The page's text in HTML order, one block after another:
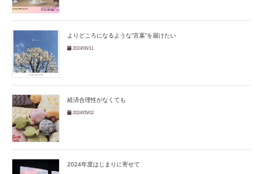
よりどころになるような”言葉”を届けたい
2024/06/11
経済合理性がなくても
2024/05/02
2024年度はじまりに寄せて